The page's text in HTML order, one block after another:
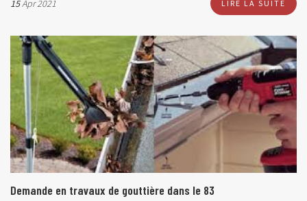
15Apr 2021 LIRE LA SUITE
Demande en travaux de gouttière dans le 83